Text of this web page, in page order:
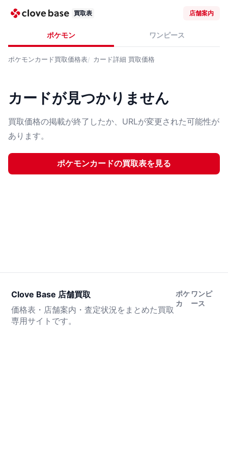
買取表 店舗案内
ポケモン ワンピース
ポケモンカード買取価格表 カード詳細 買取価格
カードが見つかりません
買取価格の掲載が終了したか、URLが変更された可能性が
あります。
ポケモンカードの買取表を見る
Clove Base 店舗買取
価格表・店舗案内・査定状況をまとめた買取
専用サイトです。
ポケ
カ
ワンピ
ース